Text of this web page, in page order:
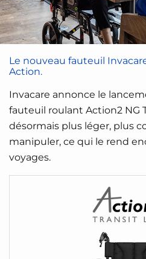
Le nouveau fauteuil
Action.
Invacare annonce le
fauteuil roulant Action2 NG
désormais plus léger, plus
manipuler, ce qui le rend
voyages.